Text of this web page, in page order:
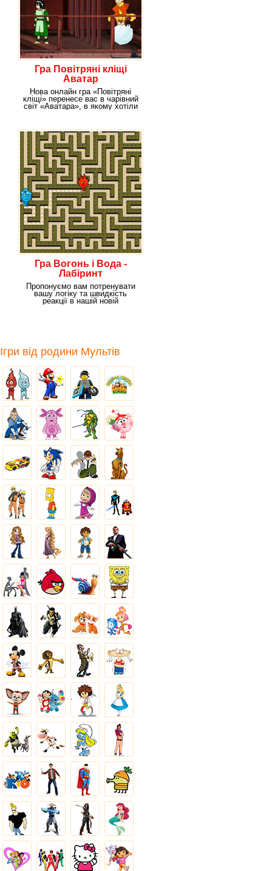
Гра Повітряні кліщі
Аватар
Нова онлайн гра «Повітряні
кліщі» перенесе вас в чарівний
світ «Аватара», в якому хотіли
Гра Вогонь і Вода -
Лабіринт
Пропонуємо вам потренувати
вашу логіку та швидкість
реакції в нашій новій
Ігри від родини Мультів